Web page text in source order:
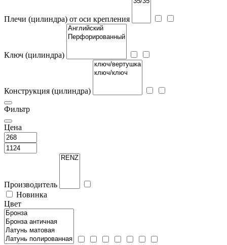
Плечи (цилиндра) от оси крепления
Ключ (цилиндра)
Конструкция (цилиндра)
Фильтр
Цена
Производитель
Новинка
Цвет